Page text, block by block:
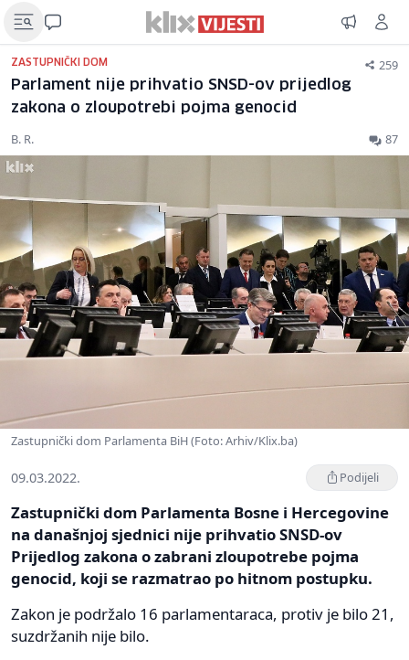
ZASTUPNIČKI DOM 259
Parlament nije prihvatio SNSD-ov prijedlog
zakona o zloupotrebi pojma genocid
B. R. 87
Zastupnički dom Parlamenta BiH (Foto: Arhiv/Klix.ba)
09.03.2022. Podijeli
Zastupnički dom Parlamenta Bosne i Hercegovine
na današnjoj sjednici nije prihvatio SNSD-ov
Prijedlog zakona o zabrani zloupotrebe pojma
genocid, koji se razmatrao po hitnom postupku.
Zakon je podržalo 16 parlamentaraca, protiv je bilo 21,
suzdržanih nije bilo.